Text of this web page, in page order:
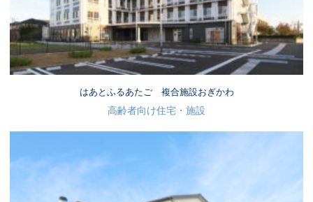
はあとふるあたご 複合施設おぎかわ
高齢者向け住宅・施設